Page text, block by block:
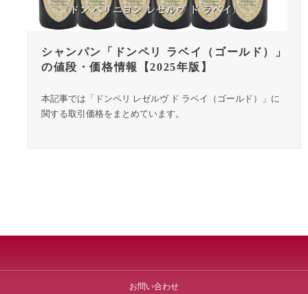
シャンパン「ドンペリ ラベイ（ゴールド）」
の値段・価格情報【2025年版】
本記事では「ドンペリ レゼルヴ ド ラベイ（ゴールド）」に
関する取引価格をまとめています。
お問い合わせ